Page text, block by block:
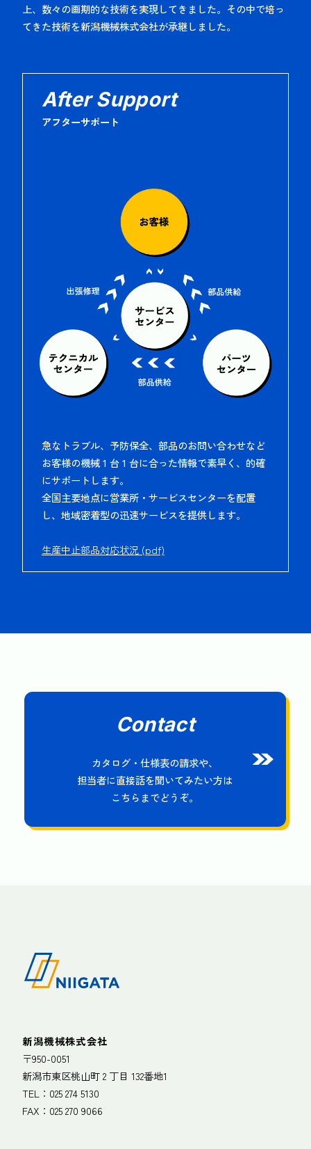
上、数々の画期的な技術を実現してきました。その中で培っ
てきた技術を新潟機械株式会社が承継しました。
After Support
アフターサポート
急なトラブル、予防保全、部品のお問い合わせなど
お客様の機械 1 台 1 台に合った情報で素早く、的確
にサポートします。
全国主要地点に営業所・サービスセンターを配置
し、地域密着型の迅速サービスを提供します。
生産中止部品対応状況 (pdf)
Contact
カタログ・仕様表の請求や、
担当者に直接話を聞いてみたい方は
こちらまでどうぞ。
新潟機械株式会社
〒950-0051
新潟市東区桃山町 2 丁目 132番地1
TEL： 025 274 5130
FAX：025 270 9066